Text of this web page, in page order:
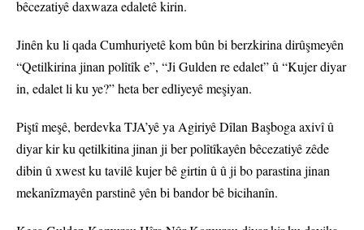
bêcezatiyê daxwaza edaletê kirin.
Jinên ku li qada Cumhuriyetê kom bûn bi berzkirina dirûşmeyên
“Qetilkirina jinan polîtîk e”, “Ji Gulden re edalet” û “Kujer diyar
in, edalet li ku ye?” heta ber edliyeyê meşiyan.
Piştî meşê, berdevka TJA’yê ya Agiriyê Dîlan Başboga axivî û
diyar kir ku qetilkitina jinan ji ber polîtîkayên bêcezatiyê zêde
dibin û xwest ku tavilê kujer bê girtin û û ji bo parastina jinan
mekanîzmayên parstinê yên bi bandor bê bicihanîn.